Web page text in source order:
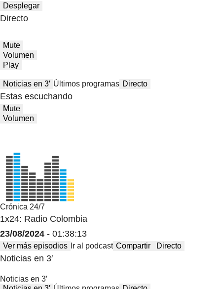
Desplegar
Directo
Mute
Volumen
Play
Noticias en 3′ Últimos programas Directo
Estas escuchando
Mute
Volumen
Crónica 24/7
1x24: Radio Colombia
23/08/2024 - 01:38:13
Ver más episodios Ir al podcast Compartir Directo
Noticias en 3′
Noticias en 3′